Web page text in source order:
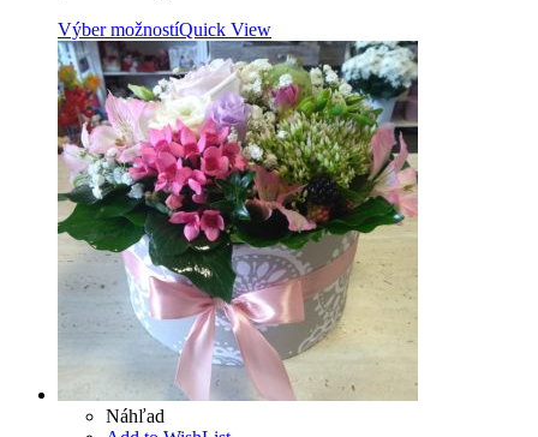
Výber možnostíQuick View
Náhľad